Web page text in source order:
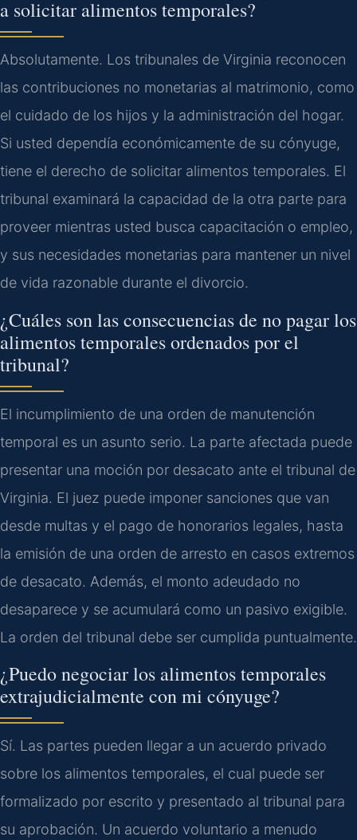
a solicitar alimentos temporales?
Absolutamente. Los tribunales de Virginia reconocen
las contribuciones no monetarias al matrimonio, como
el cuidado de los hijos y la administración del hogar.
Si usted dependía económicamente de su cónyuge,
tiene el derecho de solicitar alimentos temporales. El
tribunal examinará la capacidad de la otra parte para
proveer mientras usted busca capacitación o empleo,
y sus necesidades monetarias para mantener un nivel
de vida razonable durante el divorcio.
¿Cuáles son las consecuencias de no pagar los
alimentos temporales ordenados por el
tribunal?
El incumplimiento de una orden de manutención
temporal es un asunto serio. La parte afectada puede
presentar una moción por desacato ante el tribunal de
Virginia. El juez puede imponer sanciones que van
desde multas y el pago de honorarios legales, hasta
la emisión de una orden de arresto en casos extremos
de desacato. Además, el monto adeudado no
desaparece y se acumulará como un pasivo exigible.
La orden del tribunal debe ser cumplida puntualmente.
¿Puedo negociar los alimentos temporales
extrajudicialmente con mi cónyuge?
Sí. Las partes pueden llegar a un acuerdo privado
sobre los alimentos temporales, el cual puede ser
formalizado por escrito y presentado al tribunal para
su aprobación. Un acuerdo voluntario a menudo